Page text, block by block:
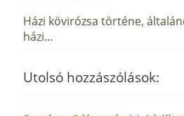
Házi kövirózsa történe,
házi…
Utolsó hozzászólások: